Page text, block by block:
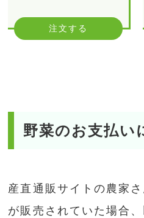
注文する
野菜のお支払い
産直通販サイトの農家
が販売されていた場合